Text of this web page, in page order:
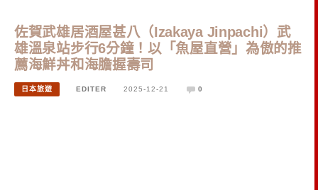
佐賀武雄居酒屋甚八（Izakaya Jinpachi）武
雄溫泉站步行6分鐘！以「魚屋直營」為傲的推
薦海鮮丼和海膽握壽司
日本旅遊 EDITER 2025-12-21 0